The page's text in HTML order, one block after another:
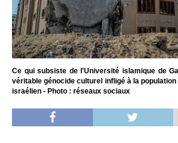
Ce qui subsiste de l'Université islamique de
véritable génocide culturel infligé à la
israélien - Photo : réseaux sociaux